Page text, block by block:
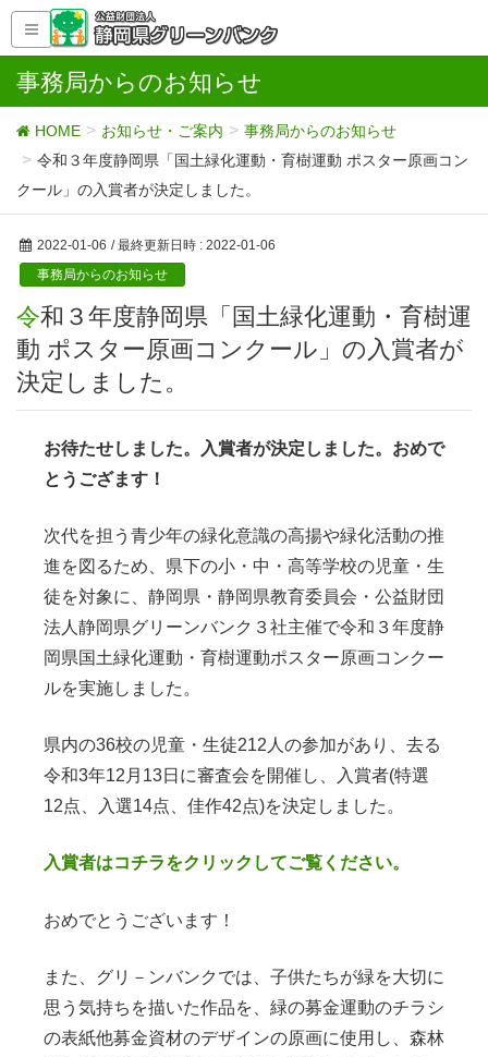
事務局からのお知らせ
HOME お知らせ・ご案内
事務局からのお知らせ
令和３年度静岡県「国土緑化運動・育樹運動 ポスター原画コン
クール」の入賞者が決定しました。
2022-01-06 / 最終更新日時 : 2022-01-06
事務局からのお知らせ
令和３年度静岡県「国土緑化運動・育樹運
動 ポスター原画コンクール」の入賞者が
決定しました。
お待たせしました。
入賞者が決定しました。おめで
とうござます！
次代を担う青少年の緑化意識の高揚や緑化活動の推
進を図るため、県下の小・中・高等学校の児童・生
徒を対象に、静岡県・静岡県教育委員会・公益財団
法人静岡県グリーンバンク３社主催で令和３年度静
岡県国土緑化運動・育樹運動ポスター原画コンクー
ルを実施しました。
県内の36校の児童・生徒212人の参加があり、去る
令和3年12月13日に審査会を開催し、入賞者(特選
12点、入選14点、佳作42点)を決定しました。
入賞者はコチラをクリックしてご覧ください。
おめでとうございます！
また、グリ－ンバンクでは、子供たちが緑を大切に
思う気持ちを描いた作品を、緑の募金運動のチラシ
の表紙他募金資材のデザインの原画に使用し、森林